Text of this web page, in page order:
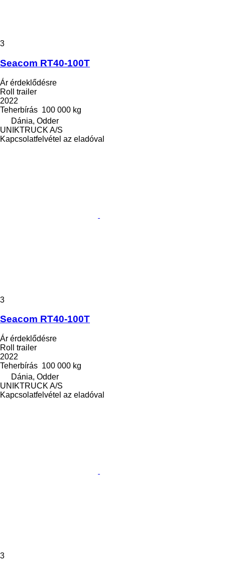
3
Seacom RT40-100T
Ár érdeklődésre
Roll trailer
2022
Teherbírás 100 000 kg
Dánia, Odder
UNIKTRUCK A/S
Kapcsolatfelvétel az eladóval
3
Seacom RT40-100T
Ár érdeklődésre
Roll trailer
2022
Teherbírás 100 000 kg
Dánia, Odder
UNIKTRUCK A/S
Kapcsolatfelvétel az eladóval
3